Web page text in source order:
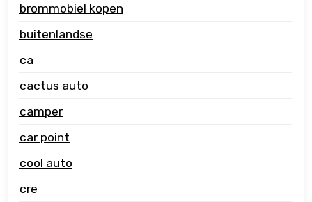
brommobiel kopen
buitenlandse
ca
cactus auto
camper
car point
cool auto
cre